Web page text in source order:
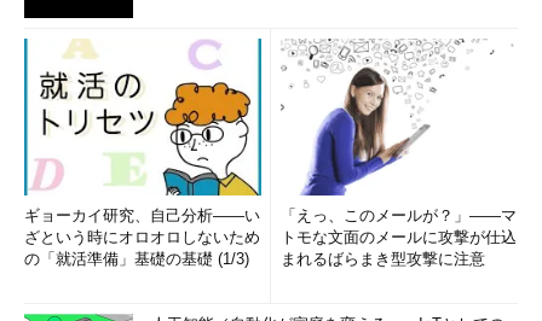
ギョーカイ研究、自己分析――い
ざという時にオロオロしないため
の「就活準備」基礎の基礎 (1/3)
「えっ、このメールが？」――マ
トモな文面のメールに攻撃が仕込
まれるばらまき型攻撃に注意